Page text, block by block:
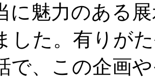
に魅力のある
した。有りが
で、この企画